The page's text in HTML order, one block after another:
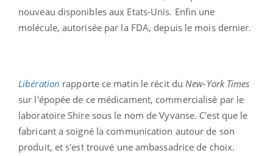
nouveau disponibles aux Etats-Unis. Enfin une
molécule, autorisée par la FDA, depuis le mois dernier.
Libération rapporte ce matin le récit du New-York Times
sur l'épopée de ce médicament, commercialisé par le
laboratoire Shire sous le nom de Vyvanse. C'est que le
fabricant a soigné la communication autour de son
produit, et s'est trouvé une ambassadrice de choix.